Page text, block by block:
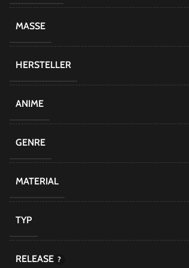
MASSE
HERSTELLER
ANIME
GENRE
MATERIAL
TYP
RELEASE